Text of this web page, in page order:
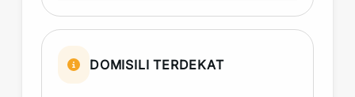
DOMISILI TERDEKAT